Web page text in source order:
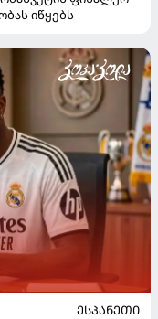
იწყებს
ᲔᲡᲞᲐᲜᲔᲗᲘ